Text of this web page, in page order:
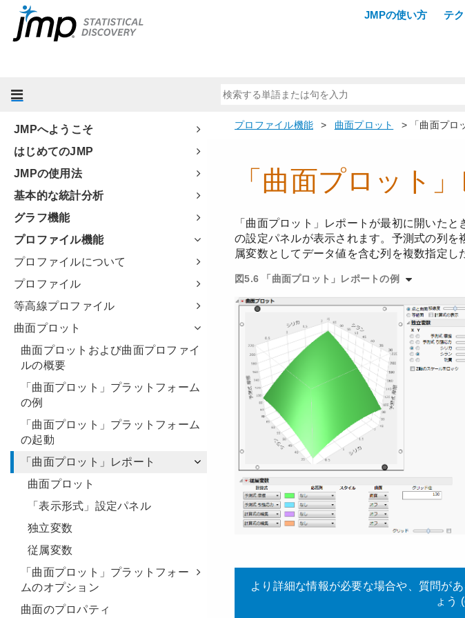
JMPへようこそ
はじめてのJMP
JMPの使用法
基本的な統計分析
グラフ機能
プロファイル機能
プロファイルについて
プロファイル
等高線プロファイル
曲面プロット
曲面プロットおよび曲面プロファイ
ルの概要
「曲面プロット」プラットフォーム
の例
「曲面プロット」プラットフォーム
の起動
「曲面プロット」レポート
曲面プロット
「表示形式」設定パネル
独立変数
従属変数
「曲面プロット」プラットフォー
ムのオプション
曲面のプロパティ